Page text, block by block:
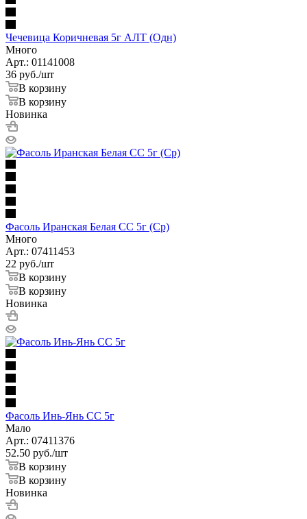
Чечевица Коричневая 5г АЛТ (Одн)
Много
Арт.: 01141008
36 руб./шт
В корзину
В корзину
Новинка
Фасоль Иранская Белая СС 5г (Ср)
Много
Арт.: 07411453
22 руб./шт
В корзину
В корзину
Новинка
Фасоль Инь-Янь СС 5г
Мало
Арт.: 07411376
52.50 руб./шт
В корзину
В корзину
Новинка